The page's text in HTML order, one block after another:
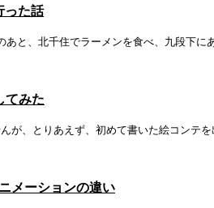
った話
あと、北千住でラーメンを食べ、九段下
てみた
が、とりあえず、初めて書いた絵コンテを
メーションの違い